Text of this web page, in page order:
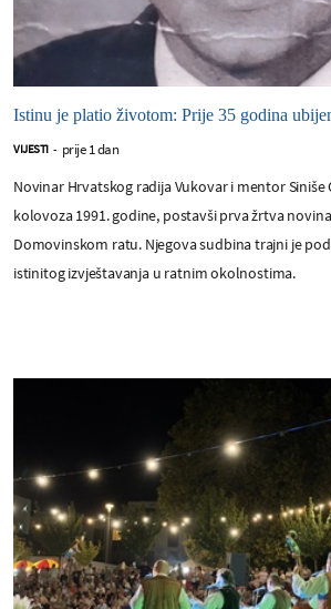
Istinu je platio životom: Prije 35 godina
VIJESTI - prije 1 dan
Novinar Hrvatskog radija Vukovar i mentor Siniše
kolovoza 1991. godine, postavši prva žrtva
Domovinskom ratu. Njegova sudbina trajni je
istinitog izvještavanja u ratnim okolnostima.